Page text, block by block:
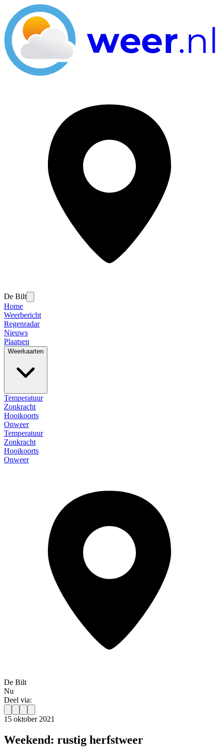
De Bilt
Home
Weerbericht
Regenradar
Nieuws
Plaatsen
Weerkaarten
Temperatuur
Zonkracht
Hooikoorts
Onweer
Temperatuur
Zonkracht
Hooikoorts
Onweer
De Bilt
Nu
Deel via:
15 oktober 2021
Weekend: rustig herfstweer